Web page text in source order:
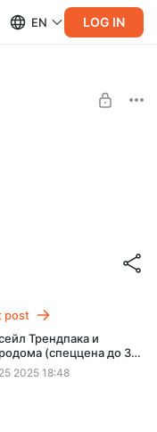
EN LOG IN
успели отработать
-25 %
post
Трендпака и
(спеццена до 31
😊❤️)
2025 18:48